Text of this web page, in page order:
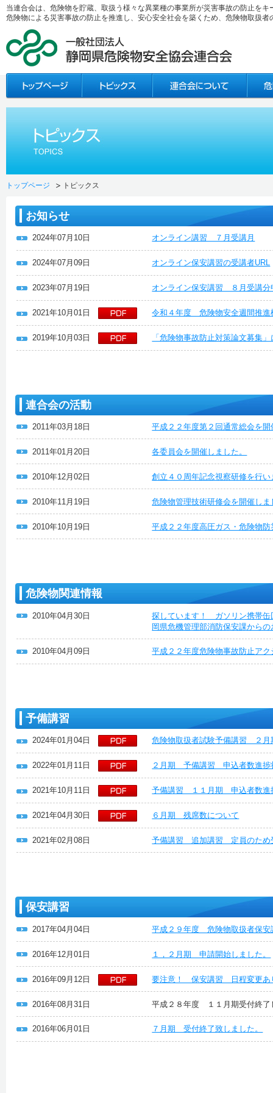
当連合会は、危険物を貯蔵、取扱う様々な異業種の事業所が災害事故の防止を
危険物による災害事故の防止を推進し、安心安全社会を築くため、危険物取扱
トップページ トピックス
お知らせ
2024年07月10日 オンライン講習 ７月受講月
2024年07月09日 オンライン保安講習の受講者URL
2023年07月19日 オンライン保安講習 ８月受講分
2021年10月01日 令和４年度 危険物安全週間推進
2019年10月03日 「危険物事故防止対策論文募集
連合会の活動
2011年03月18日 平成２２年度第２回通常総会を
2011年01月20日 各委員会を開催しました。
2010年12月02日 創立４０周年記念視察研修を行い
2010年11月19日 危険物管理技術研修会を開催しま
2010年10月19日 平成２２年度高圧ガス・危険物
危険物関連情報
2010年04月30日
探しています！ ガソリン携帯缶
岡県危機管理部消防保安課から
2010年04月09日 平成２２年度危険物事故防止ア
予備講習
2024年01月04日 危険物取扱者試験予備講習 ２
2022年01月11日 ２月期 予備講習 申込者数進捗
2021年10月11日 予備講習 １１月期 申込者数進
2021年04月30日 ６月期 残席数について
2021年02月08日 予備講習 追加講習 定員のため
保安講習
2017年04月04日 平成２９年度 危険物取扱者保安
2016年12月01日 １，２月期 申請開始しました。
2016年09月12日 要注意！ 保安講習 日程変更あ
2016年08月31日 平成２８年度 １１月期受付終了
2016年06月01日 ７月期 受付終了致しました。